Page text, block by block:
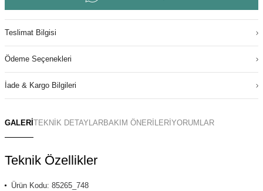
GALERİ TEKNİK DETAYLARBAKIM ÖNERİLERİ YORUMLAR
Teknik Özellikler
Ürün Kodu: 85265_748
Teslimat Bilgisi
Ödeme Seçenekleri
İade & Kargo Bilgileri